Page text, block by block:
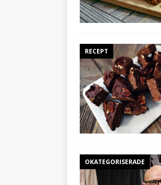
RECEPT
OKATEGORISERADE